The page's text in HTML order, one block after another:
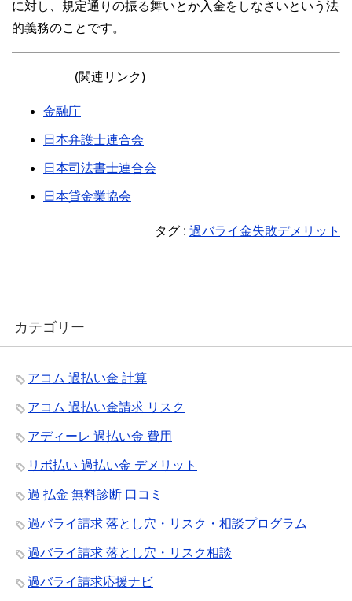
に対し、規定通りの振る舞いとか入金をしなさいという法
的義務のことです。
(関連リンク)
金融庁
日本弁護士連合会
日本司法書士連合会
日本貸金業協会
タグ : 過バライ金失敗デメリット
カテゴリー
アコム 過払い金 計算
アコム 過払い金請求 リスク
アディーレ 過払い金 費用
リボ払い 過払い金 デメリット
過 払金 無料診断 口コミ
過バライ請求 落とし穴・リスク・相談プログラム
過バライ請求 落とし穴・リスク相談
過バライ請求応援ナビ